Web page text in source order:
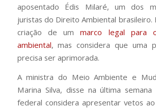
aposentado Édis Milaré, um dos
juristas do Direito Ambiental brasileiro.
criação de ummarco legal para
ambiental, mas considera que uma
precisa ser aprimorada.
A ministra do Meio Ambiente e
Marina Silva, disse na última
federal considera apresentar vetos